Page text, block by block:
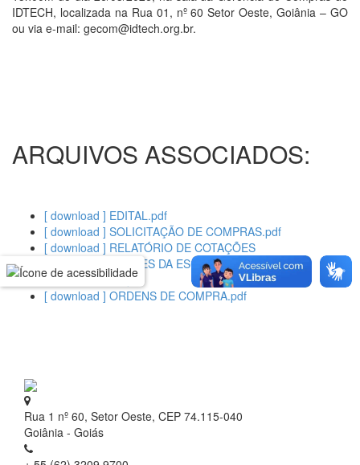
IDTECH, localizada na Rua 01, nº 60 Setor Oeste, Goiânia – GO
ou via e-mail: gecom@idtech.org.br.
ARQUIVOS ASSOCIADOS:
[ download ] EDITAL.pdf
[ download ] SOLICITAÇÃO DE COMPRAS.pdf
[ download ] RELATÓRIO DE COTAÇÕES
[ download ] RAZÕES DA ESCOLHA DO
FORNECEDOR.pdf
[ download ] ORDENS DE COMPRA.pdf
Rua 1 nº 60, Setor Oeste, CEP 74.115-040
Goiânia - Goiás